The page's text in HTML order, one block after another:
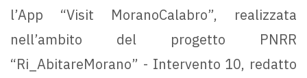
l’App “Visit MoranoCalabro”, realizzata
nell’ambito del progetto PNRR
“Ri_AbitareMorano” - Intervento 10, redatto